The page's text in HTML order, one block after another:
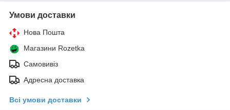
Умови доставки
Нова Пошта
Магазини Rozetka
Самовивіз
Адресна доставка
Всі умови доставки